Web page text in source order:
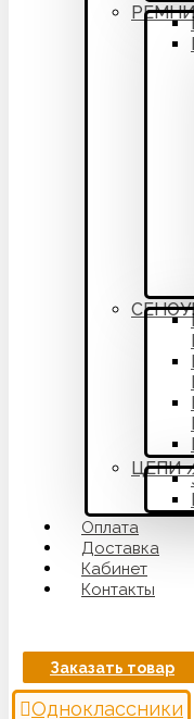
ЦЕПИ
Оплата
Доставка
Кабинет
Контакты
Заказать товар
Одноклассники